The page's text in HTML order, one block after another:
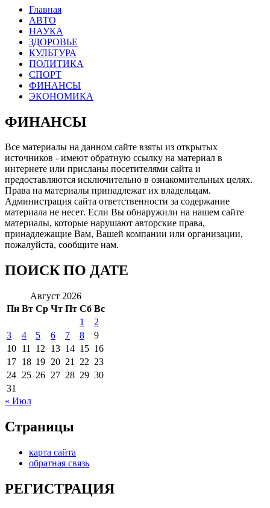
Главная
АВТО
НАУКА
ЗДОРОВЬЕ
КУЛЬТУРА
ПОЛИТИКА
СПОРТ
ФИНАНСЫ
ЭКОНОМИКА
ФИНАНСЫ
Все материалы на данном сайте взяты из открытых
источников - имеют обратную ссылку на материал в
интернете или присланы посетителями сайта и
предоставляются исключительно в ознакомительных целях.
Права на материалы принадлежат их владельцам.
Администрация сайта ответственности за содержание
материала не несет. Если Вы обнаружили на нашем сайте
материалы, которые нарушают авторские права,
принадлежащие Вам, Вашей компании или организации,
пожалуйста, сообщите нам.
ПОИСК ПО ДАТЕ
Август 2026
Пн Вт Ср Чт Пт Сб Вс
1
2
3
4 5 6 7 8
9
10 11 12 13 14 15 16
17 18 19 20 21 22 23
24 25 26 27 28 29 30
31
« Июл
Страницы
карта сайта
обратная связь
РЕГИСТРАЦИЯ